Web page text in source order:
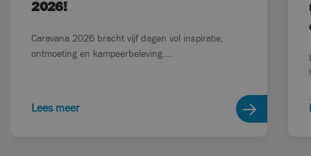
2026!
Caravana 2026 bracht vijf dagen vol inspiratie,
ontmoeting en kampeerbeleving....
Lees meer